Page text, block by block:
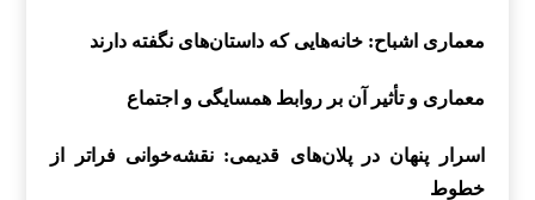
معماری اشباح: خانه‌هایی که داستان‌های نگفته دارند
معماری و تأثیر آن بر روابط همسایگی و اجتماع
اسرار پنهان در پلان‌های قدیمی: نقشه‌خوانی فراتر از
خطوط